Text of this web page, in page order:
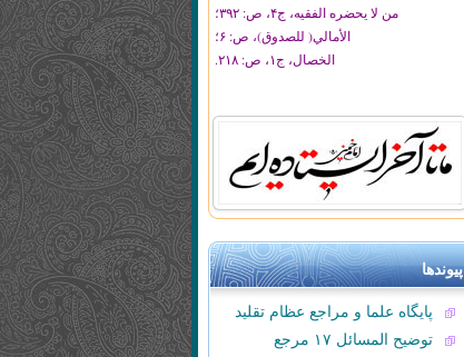
من لا يحضره الفقيه، ج‏۴، ص: ۳۹۲؛
الأمالي( للصدوق)، ص: ۶؛
الخصال، ج‏۱، ص: ۲۱۸.
پیوندها
پایگاه علما و مراجع عظام تقلید
توضیح المسائل ۱۷ مرجع